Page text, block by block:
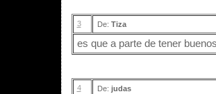
3 De: Tiza
es que a parte de tener
4 De: judas